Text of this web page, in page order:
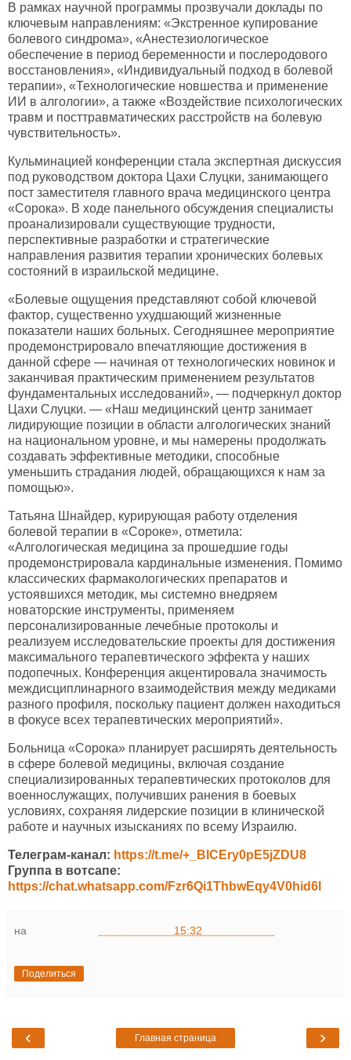
В рамках научной программы прозвучали доклады по
ключевым направлениям: «Экстренное купирование
болевого синдрома», «Анестезиологическое
обеспечение в период беременности и послеродового
восстановления», «Индивидуальный подход в болевой
терапии», «Технологические новшества и применение
ИИ в алгологии», а также «Воздействие психологических
травм и посттравматических расстройств на болевую
чувствительность».
Кульминацией конференции стала экспертная дискуссия
под руководством доктора Цахи Слуцки, занимающего
пост заместителя главного врача медицинского центра
«Сорока». В ходе панельного обсуждения специалисты
проанализировали существующие трудности,
перспективные разработки и стратегические
направления развития терапии хронических болевых
состояний в израильской медицине.
«Болевые ощущения представляют собой ключевой
фактор, существенно ухудшающий жизненные
показатели наших больных. Сегодняшнее мероприятие
продемонстрировало впечатляющие достижения в
данной сфере — начиная от технологических новинок и
заканчивая практическим применением результатов
фундаментальных исследований», — подчеркнул доктор
Цахи Слуцки. — «Наш медицинский центр занимает
лидирующие позиции в области алгологических знаний
на национальном уровне, и мы намерены продолжать
создавать эффективные методики, способные
уменьшить страдания людей, обращающихся к нам за
помощью».
Татьяна Шнайдер, курирующая работу отделения
болевой терапии в «Сороке», отметила:
«Алгологическая медицина за прошедшие годы
продемонстрировала кардинальные изменения. Помимо
классических фармакологических препаратов и
устоявшихся методик, мы системно внедряем
новаторские инструменты, применяем
персонализированные лечебные протоколы и
реализуем исследовательские проекты для достижения
максимального терапевтического эффекта у наших
подопечных. Конференция акцентировала значимость
междисциплинарного взаимодействия между медиками
разного профиля, поскольку пациент должен находиться
в фокусе всех терапевтических мероприятий».
Больница «Сорока» планирует расширять деятельность
в сфере болевой медицины, включая создание
специализированных терапевтических протоколов для
военнослужащих, получивших ранения в боевых
условиях, сохраняя лидерские позиции в клинической
работе и научных изысканиях по всему Израилю.
Телеграм-канал: https://t.me/+_BICEry0pE5jZDU8
Группа в вотсапе:
https://chat.whatsapp.com/Fzr6Qi1ThbwEqy4V0hid6l
на 15:32
Поделиться
‹ ›
Главная страница